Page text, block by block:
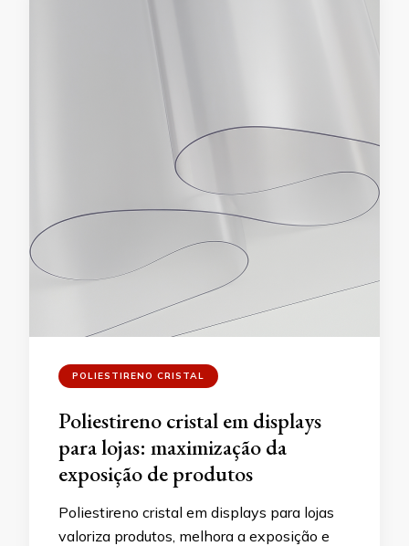
POLIESTIRENO CRISTAL
Poliestireno cristal em displays
para lojas: maximização da
exposição de produtos
Poliestireno cristal em displays para lojas
valoriza produtos, melhora a exposição e